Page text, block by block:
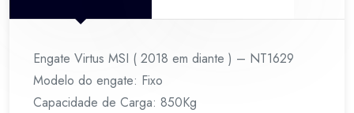
Engate Virtus MSI ( 2018 em diante ) – NT1629
Modelo do engate: Fixo
Capacidade de Carga: 850Kg